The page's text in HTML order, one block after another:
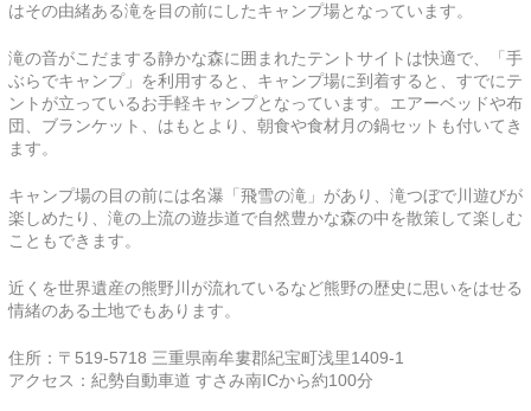
はその由緒ある滝を目の前にしたキャンプ場となっています。
滝の音がこだまする静かな森に囲まれたテントサイトは快適で、「手
ぶらでキャンプ」を利用すると、キャンプ場に到着すると、すでにテ
ントが立っているお手軽キャンプとなっています。エアーベッドや布
団、ブランケット、はもとより、朝食や食材月の鍋セットも付いてき
ます。
キャンプ場の目の前には名瀑「飛雪の滝」があり、滝つぼで川遊びが
楽しめたり、滝の上流の遊歩道で自然豊かな森の中を散策して楽しむ
こともできます。
近くを世界遺産の熊野川が流れているなど熊野の歴史に思いをはせる
情緒のある土地でもあります。
住所：〒519-5718 三重県南牟婁郡紀宝町浅里1409-1
アクセス：紀勢自動車道 すさみ南ICから約100分